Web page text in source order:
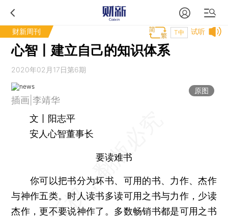
财新周刊 试听
T中
心智丨建立自己的知识体系
2020年02月17日第6期
原图
插画|李靖华
文丨阳志平
安人心智董事长
要读难书
你可以把书分为坏书、可用的书、力作、杰作
与神作五类。时人读书多读可用之书与力作，少读
杰作，更不要说神作了。多数畅销书都是可用之书